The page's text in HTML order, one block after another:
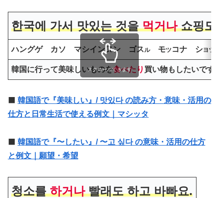
한국에 가서 맛있는 것을먹거나쇼핑도
ハングゲ カソ マシインヌン ゴスルモツコナ シヨツ
韓国に行って美味しいものを食べたり 買い物もしたいです
スクロールできます
韓国語で『美味しい』/ 맛있다 の読み方・意味・活用の
仕方と日常生活で使える例文｜マシッタ
韓国語で『〜したい』/ 〜고 싶다 の意味・活用の仕方
と例文｜願望・希望
청소를하거나빨래도 하고 바빠요.